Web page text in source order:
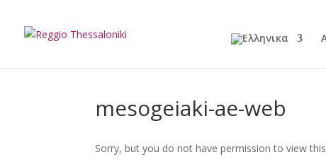
mesogeiaki-ae-web
Sorry, but you do not have permission to view